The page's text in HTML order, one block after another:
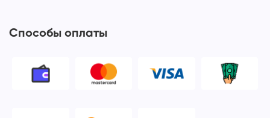
Способы оплаты